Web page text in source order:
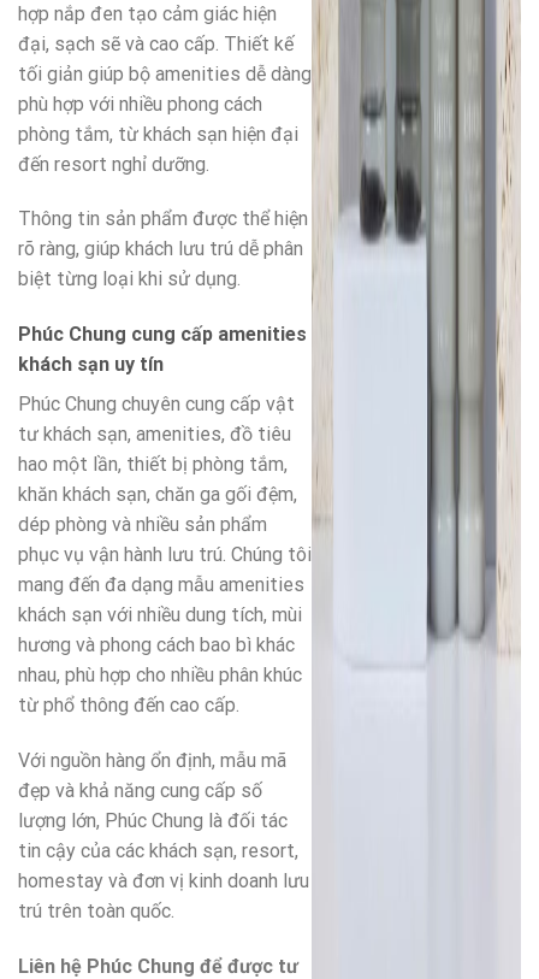
hợp nắp đen tạo cảm giác hiện
đại, sạch sẽ và cao cấp. Thiết kế
tối giản giúp bộ amenities dễ dàng
phù hợp với nhiều phong cách
phòng tắm, từ khách sạn hiện đại
đến resort nghỉ dưỡng.
Thông tin sản phẩm được thể hiện
rõ ràng, giúp khách lưu trú dễ phân
biệt từng loại khi sử dụng.
Phúc Chung cung cấp amenities
khách sạn uy tín
Phúc Chung chuyên cung cấp vật
tư khách sạn, amenities, đồ tiêu
hao một lần, thiết bị phòng tắm,
khăn khách sạn, chăn ga gối đệm,
dép phòng và nhiều sản phẩm
phục vụ vận hành lưu trú. Chúng tôi
mang đến đa dạng mẫu amenities
khách sạn với nhiều dung tích, mùi
hương và phong cách bao bì khác
nhau, phù hợp cho nhiều phân khúc
từ phổ thông đến cao cấp.
Với nguồn hàng ổn định, mẫu mã
đẹp và khả năng cung cấp số
lượng lớn, Phúc Chung là đối tác
tin cậy của các khách sạn, resort,
homestay và đơn vị kinh doanh lưu
trú trên toàn quốc.
Liên hệ Phúc Chung để được tư